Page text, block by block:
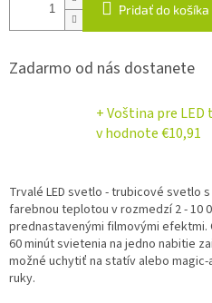
Pridať do košíka
Zadarmo od nás dostanete
+ Voština pre
v hodnote €10,91
Trvalé LED svetlo - trubicové svetlo
farebnou teplotou v rozmedzí 2 - 10
prednastavenými filmovými efektmi.
60 minút svietenia na jedno nabitie
možné uchytiť na statív alebo
ruky.